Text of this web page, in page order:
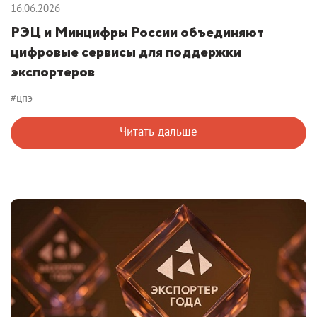
16.06.2026
РЭЦ и Минцифры России объединяют
цифровые сервисы для поддержки
экспортеров
#цпэ
Читать дальше